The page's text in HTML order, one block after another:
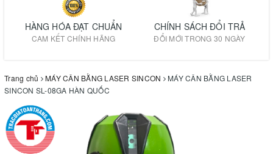
HÀNG HÓA ĐẠT CHUẨN
CAM KẾT CHÍNH HÃNG
CHÍNH SÁCH ĐỔI TRẢ
ĐỔI MỚI TRONG 30 NGÀY
Trang chủ MÁY CÂN BẰNG LASER SINCON
MÁY CÂN BẰNG LASER
SINCON SL-08GA HÀN QUỐC